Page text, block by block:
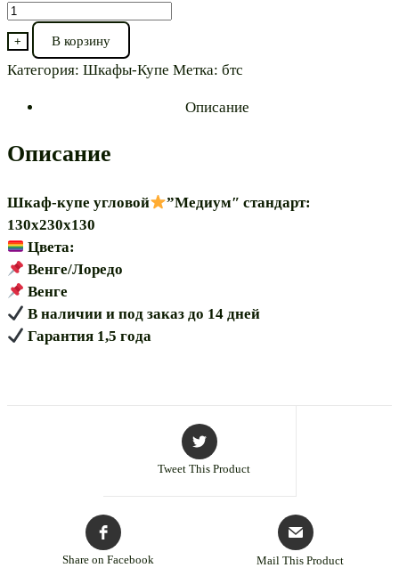
Количество
товара
Шкаф-
купе
угловой
+ В корзину
Категория: Шкафы-Купе Метка: бтс
Описание
Описание
Шкаф-купе угловой
”Медиум″ стандарт:
130х230х130
Цвета:
Венге/Лоредо
Венге
В наличии и под заказ до 14 дней
Гарантия 1,5 года
Tweet This Product
Share on Facebook Mail This Product